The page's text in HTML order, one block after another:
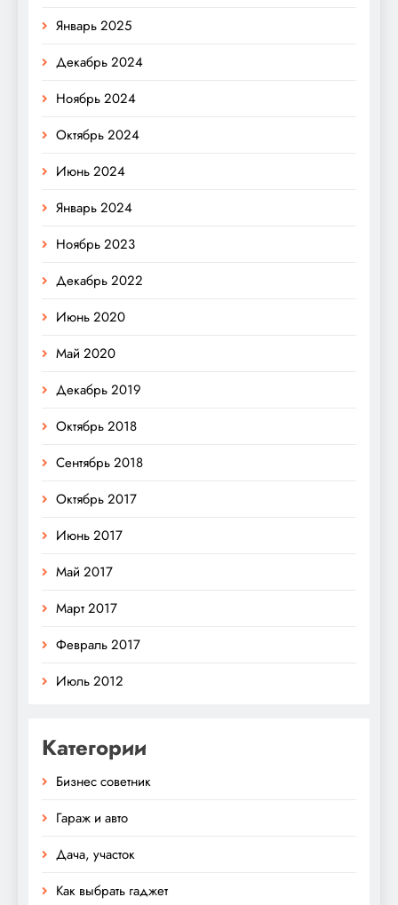
Январь 2025
Декабрь 2024
Ноябрь 2024
Октябрь 2024
Июнь 2024
Январь 2024
Ноябрь 2023
Декабрь 2022
Июнь 2020
Май 2020
Декабрь 2019
Октябрь 2018
Сентябрь 2018
Октябрь 2017
Июнь 2017
Май 2017
Март 2017
Февраль 2017
Июль 2012
Категории
Бизнес советник
Гараж и авто
Дача, участок
Как выбрать гаджет